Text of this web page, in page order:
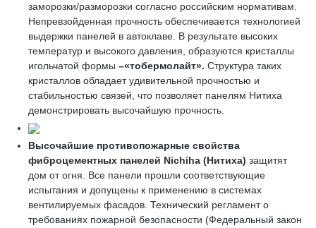
заморозки/разморозки согласно российским нормативам.
Непревзойденная прочность обеспечивается технологией
выдержки панелей в автоклаве. В результате высоких
температур и высокого давления, образуются кристаллы
игольчатой формы –«тобермолайт». Структура таких
кристаллов обладает удивительной прочностью и
стабильностью связей, что позволяет панелям Нитиха
демонстрировать высочайшую прочность.
Высочайшие противопожарные свойства
фиброцементных панелей Nichiha (Нитиха) защитят
дом от огня. Все панели прошли соответствующие
испытания и допущены к применению в системах
вентилируемых фасадов. Технический регламент о
требованиях пожарной безопасности (Федеральный закон